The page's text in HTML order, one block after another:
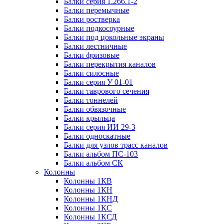
Балки перемычные
Балки ростверка
Балки подкосоурные
Балки под цокольные экраны
Балки лестничные
Балки фризовые
Балки перекрытия каналов
Балки силосные
Балки серия У 01-01
Балки таврового сечения
Балки тоннелей
Балки обвязочные
Балки крыльца
Балки серия ИИ 29-3
Балки односкатные
Балки для узлов трасс каналов
Балки альбом ПС-103
Балки альбом СК
Колонны
Колонны 1КВ
Колонны 1КН
Колонны 1КНД
Колонны 1КС
Колонны 1КСД